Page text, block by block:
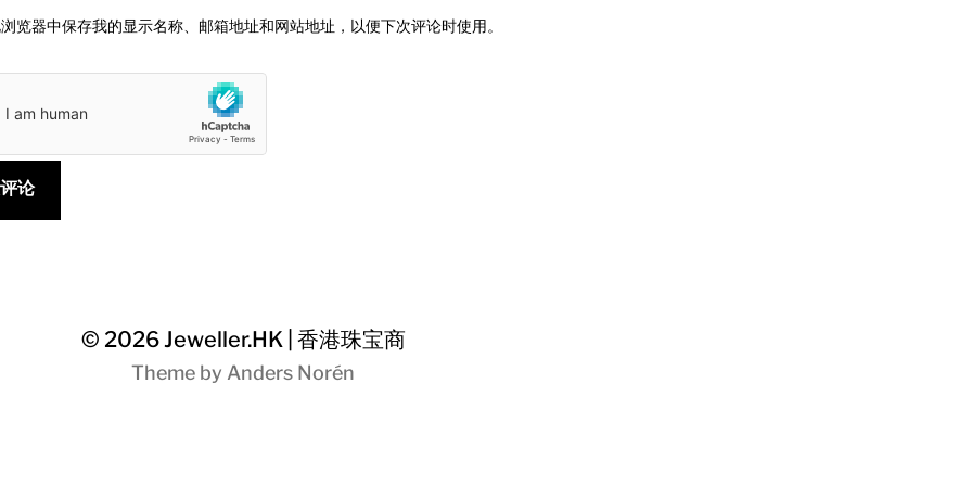
览器中保存我的显示名称、邮箱地址和网站地址，以便下次评论时使用。
© 2026Jeweller.HK | 香港珠宝商
Theme by Anders Norén